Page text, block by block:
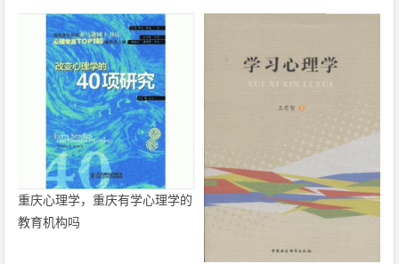
重庆心理学，重庆有学心理学的
教育机构吗